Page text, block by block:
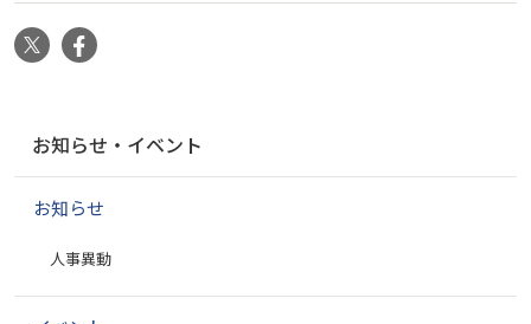
X
ゲ
ン
お知らせ・イベント
お知らせ
人事異動